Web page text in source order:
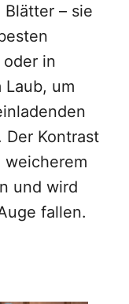
– sie
in
Laub, um
Kontrast
weicherem
und wird
fallen.